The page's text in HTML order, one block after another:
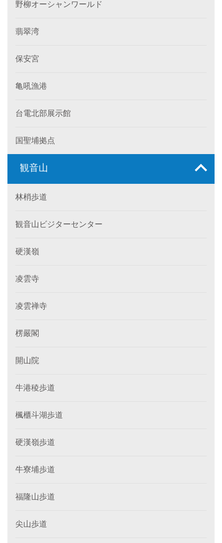
野柳オーシャンワールド
翡翠湾
保安宮
亀吼漁港
台電北部展示館
国聖埔拠点
観音山
林梢歩道
観音山ビジターセンター
硬漢嶺
凌雲寺
凌雲禅寺
楞嚴閣
開山院
牛港稜歩道
楓櫃斗湖歩道
硬漢嶺歩道
牛寮埔歩道
福隆山歩道
尖山歩道